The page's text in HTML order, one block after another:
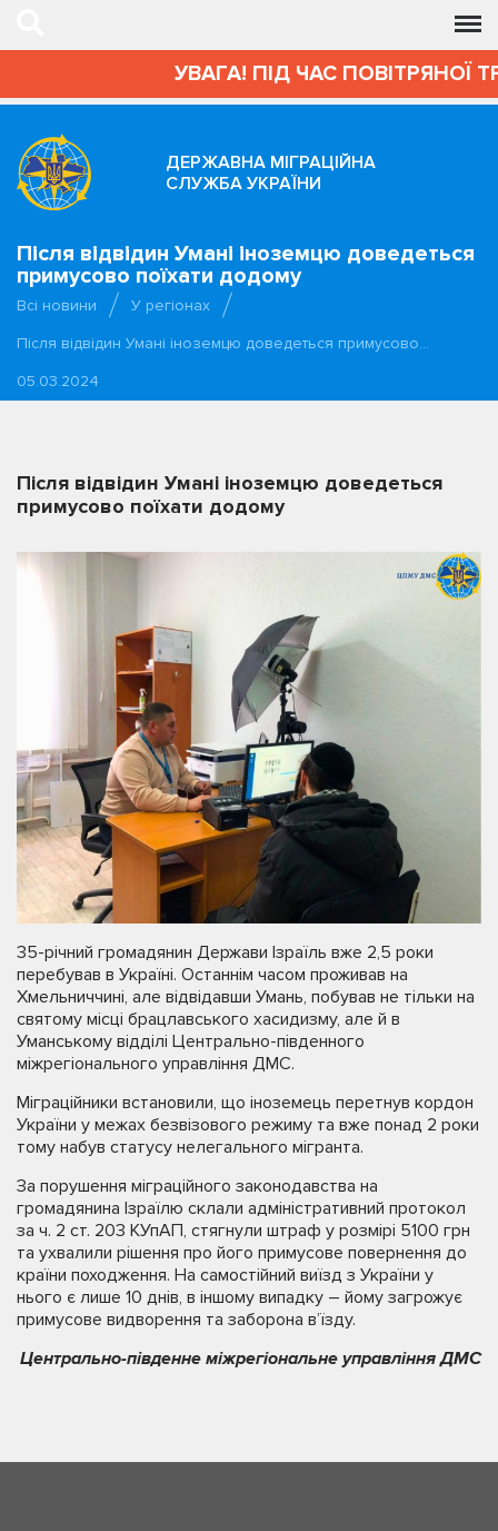
УВАГА! ПІД ЧАС ПОВІТРЯНОЇ
ДЕРЖАВНА МІГРАЦІЙНА
СЛУЖБА УКРАЇНИ
Після відвідин Умані іноземцю доведеться
примусово поїхати додому
Всі новини
У регіонах
Після відвідин Умані іноземцю доведеться примусово…
05.03.2024
Після відвідин Умані іноземцю доведеться
примусово поїхати додому
35-річний громадянин Держави Ізраїль вже 2,5 роки
перебував в Україні. Останнім часом проживав на
Хмельниччині, але відвідавши Умань, побував не тільки на
святому місці брацлавського хасидизму, але й в
Уманському відділі Центрально-південного
міжрегіонального управління ДМС.
Міграційники встановили, що іноземець перетнув кордон
України у межах безвізового режиму та вже понад 2 роки
тому набув статусу нелегального мігранта.
За порушення міграційного законодавства на
громадянина Ізраїлю склали адміністративний протокол
за ч. 2 ст. 203 КУпАП, стягнули штраф у розмірі 5100 грн
та ухвалили рішення про його примусове повернення до
країни походження. На самостійний виїзд з України у
нього є лише 10 днів, в іншому випадку – йому загрожує
примусове видворення та заборона в’їзду.
Центрально-південне міжрегіональне управління ДМС